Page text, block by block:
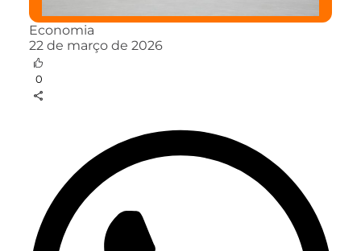
Economia
22 de março de 2026
0